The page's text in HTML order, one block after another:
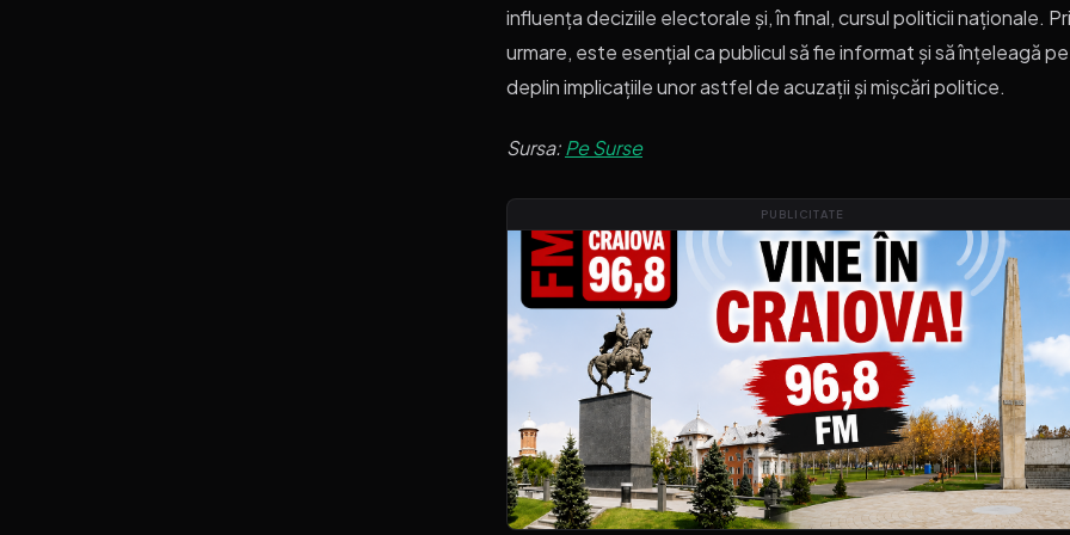
influența deciziile electorale și, în final, cursul politicii naționale.
urmare, este esențial ca publicul să fie informat și să înțeleagă pe
deplin implicațiile unor astfel de acuzații și mișcări politice.
Sursa:Pe Surse
PUBLICITATE